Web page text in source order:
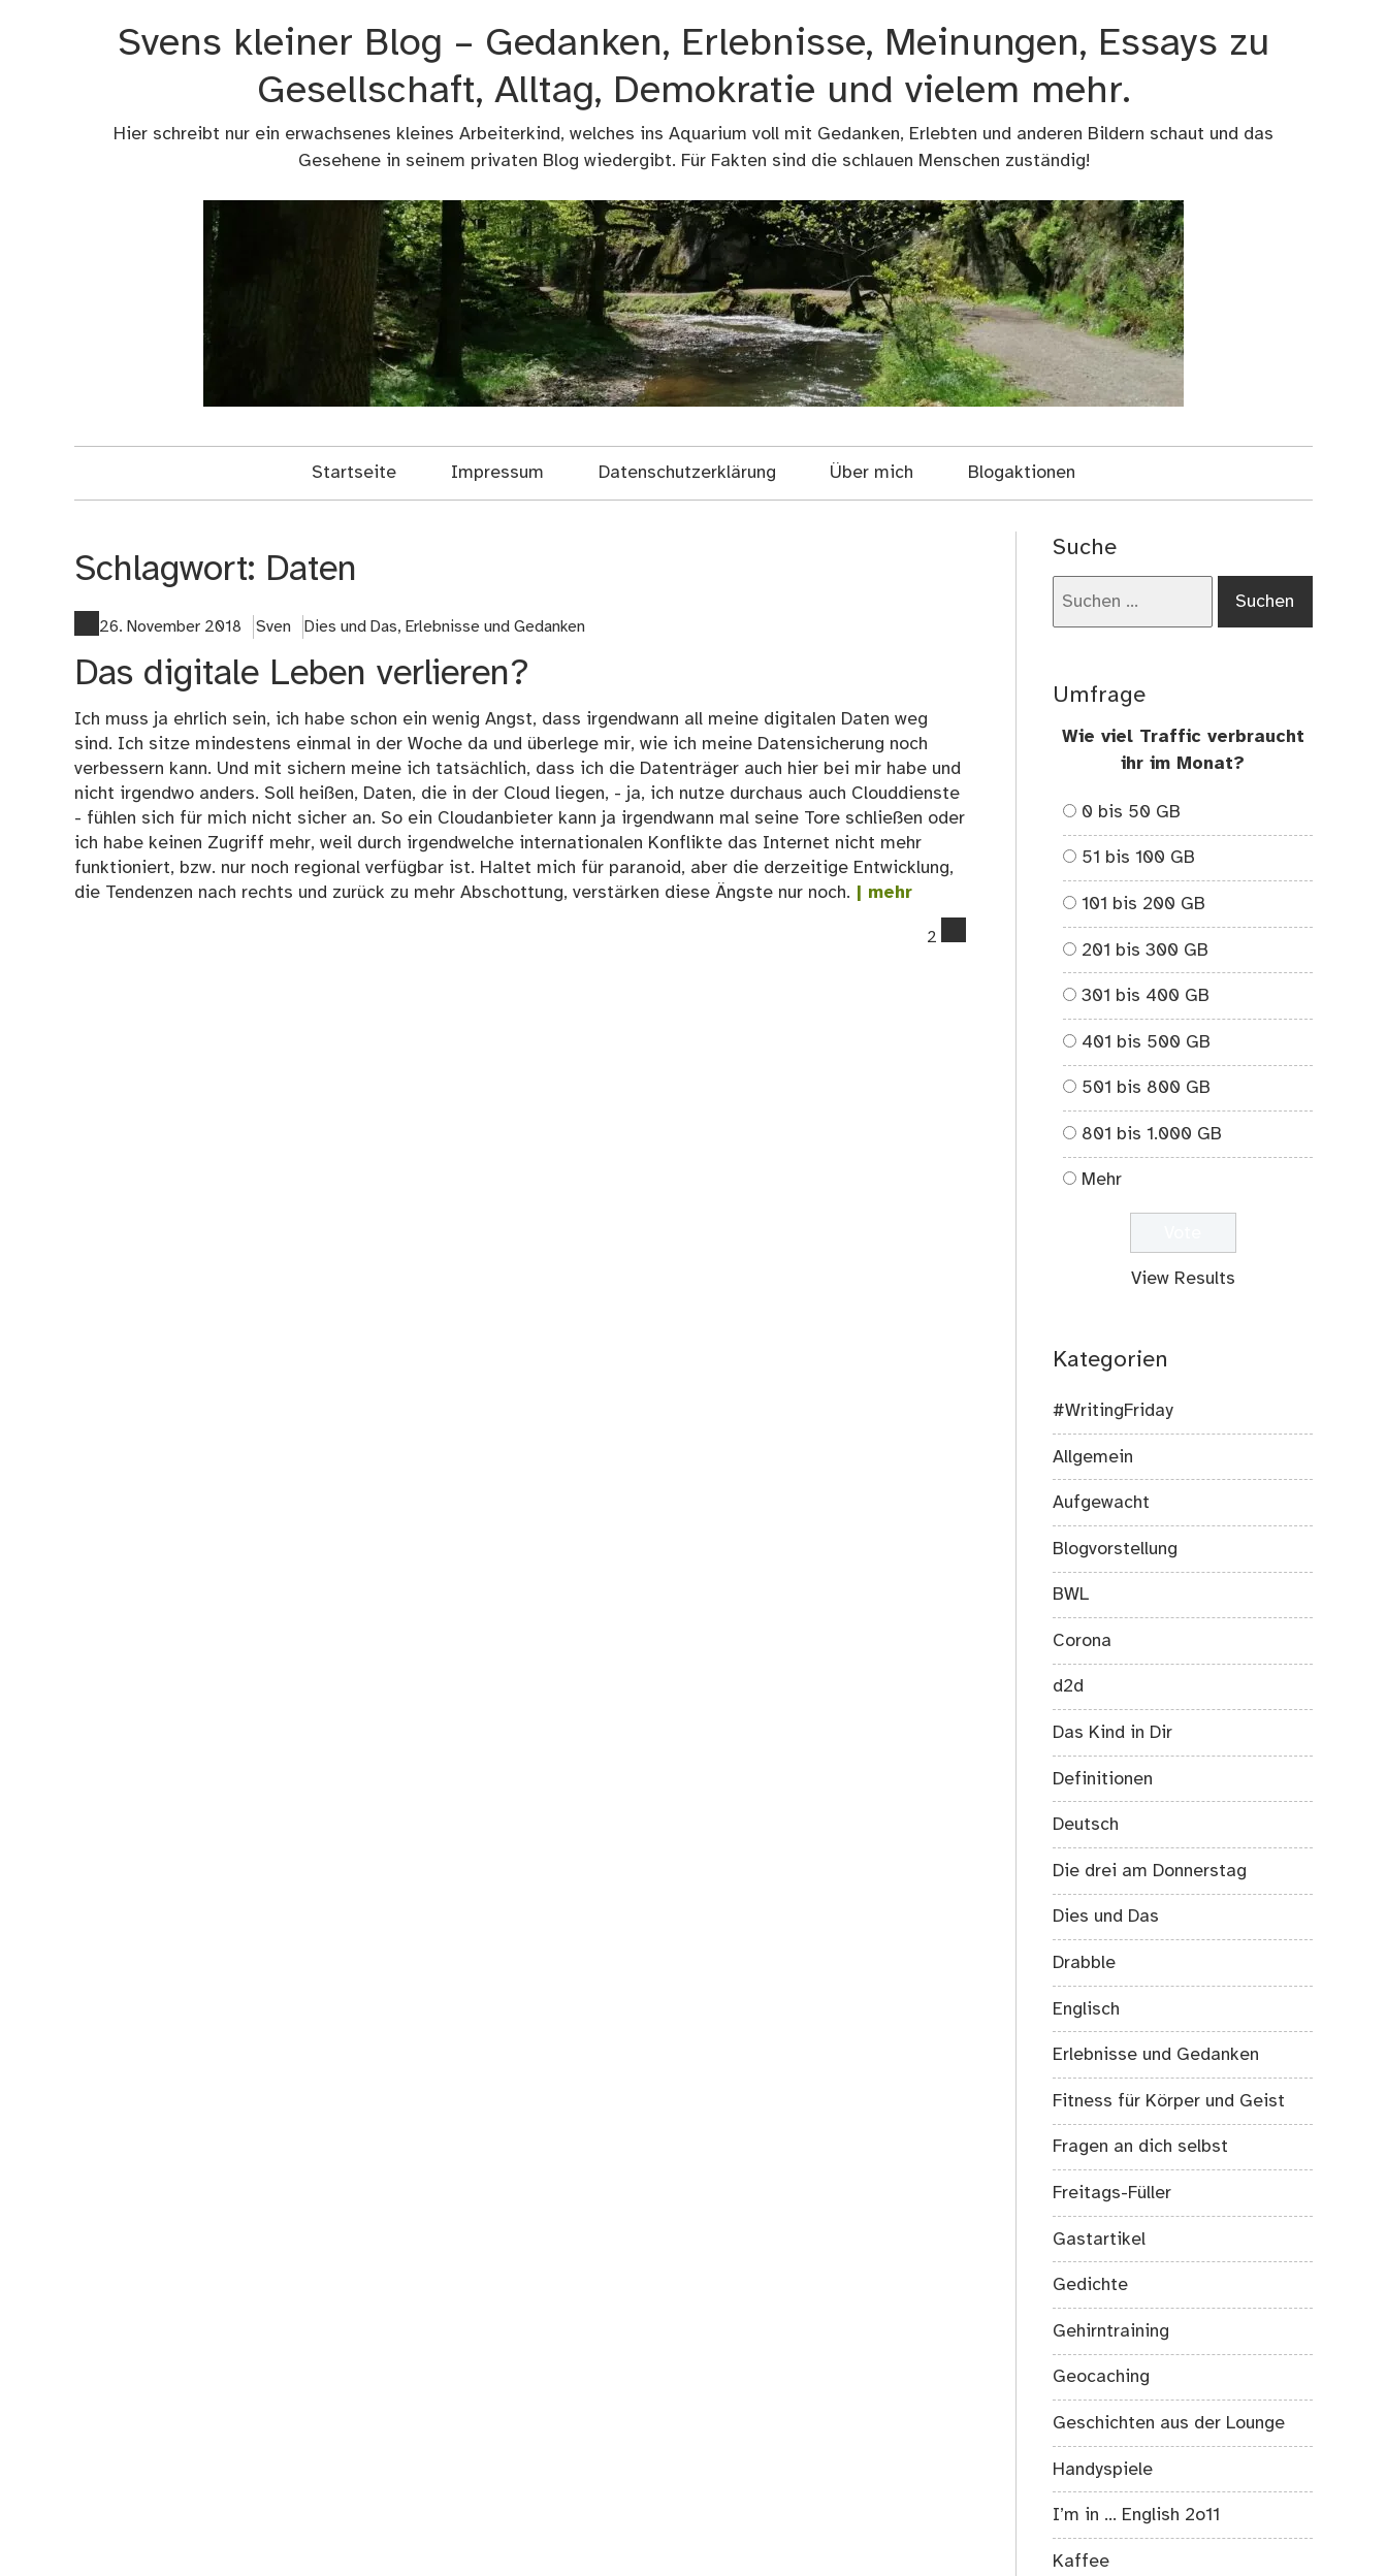
Svens kleiner Blog – Gedanken, Erlebnisse, Meinungen, Essays zu
Gesellschaft, Alltag, Demokratie und vielem mehr.
Hier schreibt nur ein erwachsenes kleines Arbeiterkind, welches ins Aquarium voll mit Gedanken, Erlebten und anderen Bildern schaut und das
Gesehene in seinem privaten Blog wiedergibt. Für Fakten sind die schlauen Menschen zuständig!
Startseite Impressum Datenschutzerklärung Über mich Blogaktionen
Schlagwort: Daten
26. November 2018 Sven Dies und Das, Erlebnisse und Gedanken
Das digitale Leben verlieren?
Ich muss ja ehrlich sein, ich habe schon ein wenig Angst, dass irgendwann all meine digitalen Daten weg
sind. Ich sitze mindestens einmal in der Woche da und überlege mir, wie ich meine Datensicherung noch
verbessern kann. Und mit sichern meine ich tatsächlich, dass ich die Datenträger auch hier bei mir habe und
nicht irgendwo anders. Soll heißen, Daten, die in der Cloud liegen, - ja, ich nutze durchaus auch Clouddienste
- fühlen sich für mich nicht sicher an. So ein Cloudanbieter kann ja irgendwann mal seine Tore schließen oder
ich habe keinen Zugriff mehr, weil durch irgendwelche internationalen Konflikte das Internet nicht mehr
funktioniert, bzw. nur noch regional verfügbar ist. Haltet mich für paranoid, aber die derzeitige Entwicklung,
die Tendenzen nach rechts und zurück zu mehr Abschottung, verstärken diese Ängste nur noch. | mehr
2
Suche
Umfrage
Wie viel Traffic verbraucht
ihr im Monat?
0 bis 50 GB
51 bis 100 GB
101 bis 200 GB
201 bis 300 GB
301 bis 400 GB
401 bis 500 GB
501 bis 800 GB
801 bis 1.000 GB
Mehr
View Results
Kategorien
#WritingFriday
Allgemein
Aufgewacht
Blogvorstellung
BWL
Corona
d2d
Das Kind in Dir
Definitionen
Deutsch
Die drei am Donnerstag
Dies und Das
Drabble
Englisch
Erlebnisse und Gedanken
Fitness für Körper und Geist
Fragen an dich selbst
Freitags-Füller
Gastartikel
Gedichte
Gehirntraining
Geocaching
Geschichten aus der Lounge
Handyspiele
I’m in … English 2o11
Kaffee